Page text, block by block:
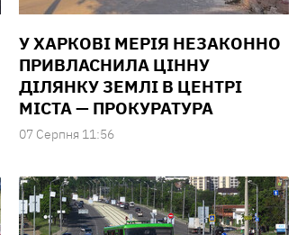
У ХАРКОВІ МЕРІЯ НЕЗАКОННО
ПРИВЛАСНИЛА ЦІННУ
ДІЛЯНКУ ЗЕМЛІ В ЦЕНТРІ
МІСТА — ПРОКУРАТУРА
07 Серпня 11:56